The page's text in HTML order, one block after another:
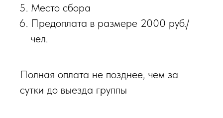
Место сбора
Предоплата в размере 2000 руб./
чел.
Полная оплата не позднее, чем за
сутки до выезда группы